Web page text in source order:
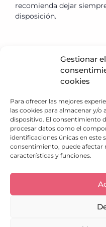
Gestionar el
cookies
Para ofrecer las mejores
las cookies para almacenar y/o
dispositivo. El consentimiento
procesar datos como el
identificaciones únicas en este
consentimiento, puede afectar
características y funciones.
recomienda dejar
disposición.
Política de privacidad
Aviso Legal
Descargo de
Términos y condiciones
Política de Envíos
Política de Reembolso
¿Qué hacemos?
Atención al cliente